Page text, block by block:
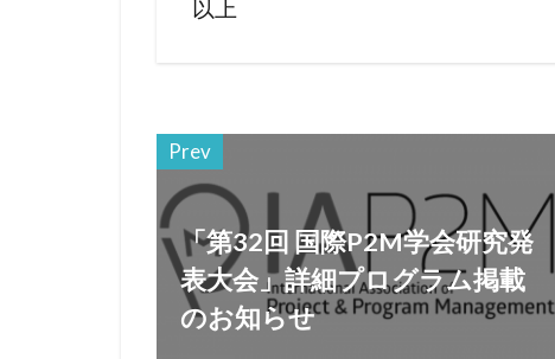
以上
Prev
「第32回 国際P2M学会研究発
表大会」詳細プログラム掲載
のお知らせ